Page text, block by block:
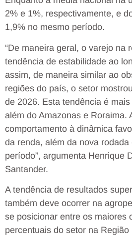
2% e 1%, respectivamente, e
1,9% no mesmo período.
“De maneira geral, o varejo na
tendência de estabilidade ao
assim, de maneira similar ao
regiões do país, o setor
de 2026. Esta tendência é
além do Amazonas e Roraima.
comportamento à dinâmica
da renda, além da nova
período”, argumenta Henrique
Santander.
A tendência de resultados
também deve ocorrer na
se posicionar entre os maiores
percentuais do setor na